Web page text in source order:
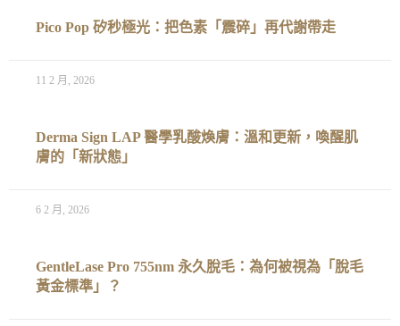
Pico Pop 矽秒極光：把色素「震碎」再代謝帶走
11 2 月, 2026
Derma Sign LAP 醫學乳酸煥膚：溫和更新，喚醒肌
膚的「新狀態」
6 2 月, 2026
GentleLase Pro 755nm 永久脫毛：為何被視為「脫毛
黃金標準」？